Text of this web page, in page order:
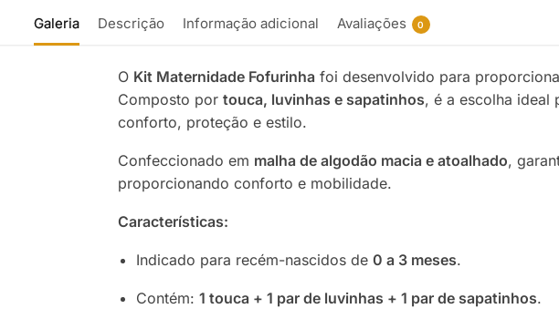
Galeria Descrição Informação adicional Avaliações 0
O Kit Maternidade Fofurinha foi desenvolvido para
Composto por touca, luvinhas e sapatinhos, é a escolha ideal
conforto, proteção e estilo.
Confeccionado em malha de algodão macia e atoalhado,
proporcionando conforto e mobilidade.
Características:
Indicado para recém-nascidos de 0 a 3 meses.
Contém: 1 touca + 1 par de luvinhas + 1 par de sapatinhos.